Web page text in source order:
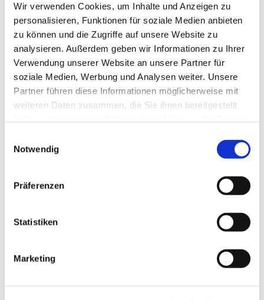
Wir verwenden Cookies, um Inhalte und Anzeigen zu
personalisieren, Funktionen für soziale Medien anbieten
zu können und die Zugriffe auf unsere Website zu
analysieren. Außerdem geben wir Informationen zu Ihrer
Verwendung unserer Website an unsere Partner für
soziale Medien, Werbung und Analysen weiter. Unsere
Partner führen diese Informationen möglicherweise mit
weiteren Daten zusammen, die Sie ihnen bereitgestellt
Notwendig
Präferenzen
Statistiken
Marketing
Brauckmann an der Orgel. Elisabeth Esch (Sopran)
und Dirk Weber (Bariton) singen die Solo-Partien.
Zudem erklingen das Stabat Mater von Josef Gabriel
Rheinberger sowie dessen Orgelsonate Nr. 4.
Karten sind im Vorverkauf für 18 Euro bzw. 9 Euro
(zzgl. Vorverkaufsgebühr) im Bochum Ticketshop in
der Huestraße 9 erhältlich. An der Abendkasse kosten
www.stadtkantoreibochum.de